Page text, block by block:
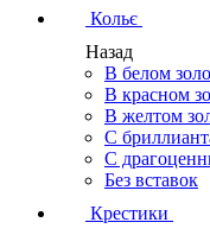
Кольє
Назад
В белом
В красном
В желтом
С
С
Без вставок
Крестики